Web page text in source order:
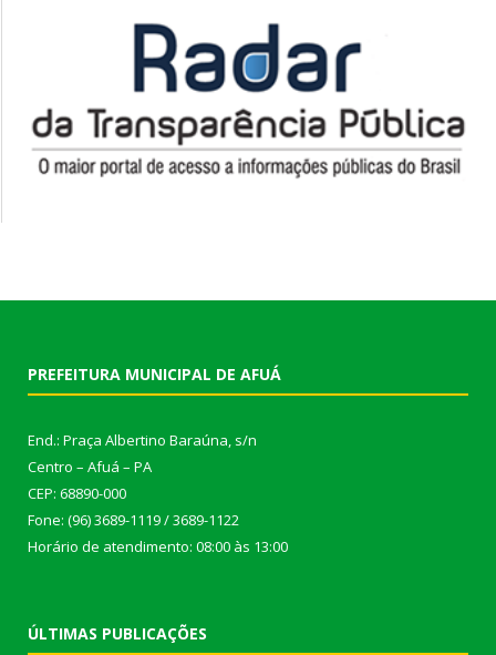
PREFEITURA MUNICIPAL DE AFUÁ
End.: Praça Albertino Baraúna, s/n
Centro – Afuá – PA
CEP: 68890-000
Fone: (96) 3689-1119 / 3689-1122
Horário de atendimento: 08:00 às 13:00
ÚLTIMAS PUBLICAÇÕES